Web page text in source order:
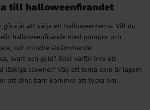
till halloweenfirandet
göra är att välja ett halloweentema. Vill du
halloweenfirande med pumpor och
och mindre skrämmande
svart och guld? Eller varför inte ett
läskiga clowner? Välj ett tema som är lagom
att dina barn kommer att tycka om.